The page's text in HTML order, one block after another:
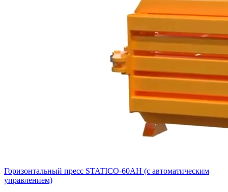
Горизонтальный пресс STATICO-60AH (c автоматическим
управлением)